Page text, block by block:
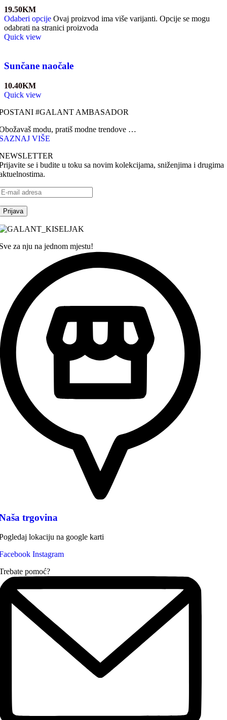
19.50KM
Odaberi opcije Ovaj proizvod ima više varijanti. Opcije se mogu
odabrati na stranici proizvoda
Quick view
Sunčane naočale
10.40KM
Quick view
#GALANT AMBASADOR
modu, pratiš modne trendove …
VIŠE
se i budite u toku sa novim kolekcijama, sniženjima i drugima
za nju na jednom mjestu!
trgovina
lokaciju na google karti
Instagram
pomoć?